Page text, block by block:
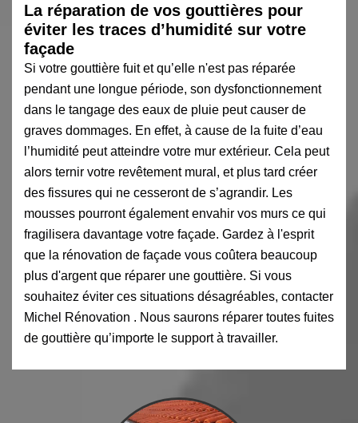
La réparation de vos gouttières pour
éviter les traces d’humidité sur votre
façade
Si votre gouttière fuit et qu’elle n'est pas réparée
pendant une longue période, son dysfonctionnement
dans le tangage des eaux de pluie peut causer de
graves dommages. En effet, à cause de la fuite d’eau
l’humidité peut atteindre votre mur extérieur. Cela peut
alors ternir votre revêtement mural, et plus tard créer
des fissures qui ne cesseront de s’agrandir. Les
mousses pourront également envahir vos murs ce qui
fragilisera davantage votre façade. Gardez à l'esprit
que la rénovation de façade vous coûtera beaucoup
plus d'argent que réparer une gouttière. Si vous
souhaitez éviter ces situations désagréables, contacter
Michel Rénovation . Nous saurons réparer toutes fuites
de gouttière qu’importe le support à travailler.